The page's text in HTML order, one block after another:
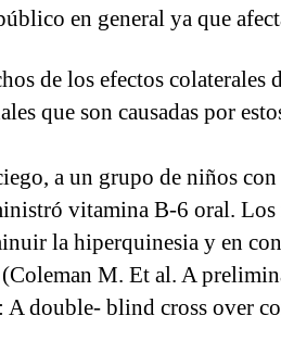
en general ya que
de los efectos colaterales
que son causadas por
a un grupo de niños
vitamina B-6 oral.
la hiperquinesia y en
M. Et al. A
double- blind cross over